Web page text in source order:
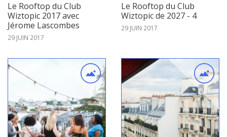
Le Rooftop du Club
Wiztopic 2017 avec
Jérome Lascombes
29 JUIN 2017
Le Rooftop du Club
Wiztopic de 2027 - 4
29 JUIN 2017